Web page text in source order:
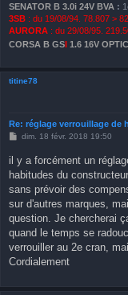
SENATOR B 3.0i 24V BVA :
3SB : du 19/08/94. 78.807 >
AURORA : du 29/08/95.
CORSA B GSI 1.6 16V OPTIC
titine78
Re: réglage verrouillage de
M
s
a
e
dim. 18 févr. 2018 19:50
il y a forcément un
habitudes du
sans prévoir des
sur d'autres marques,
question. Je chercherai
quand le temps se
verrouiller au 2e cran,
Cordialement